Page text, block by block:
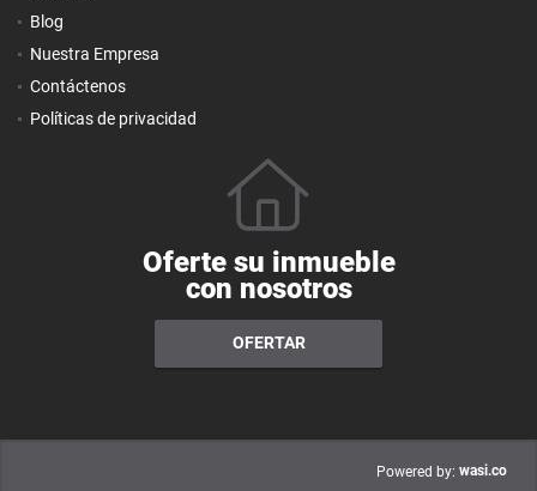
Blog
Nuestra Empresa
Contáctenos
Políticas de privacidad
Oferte su inmueble
con nosotros
OFERTAR
Powered by: wasi.co